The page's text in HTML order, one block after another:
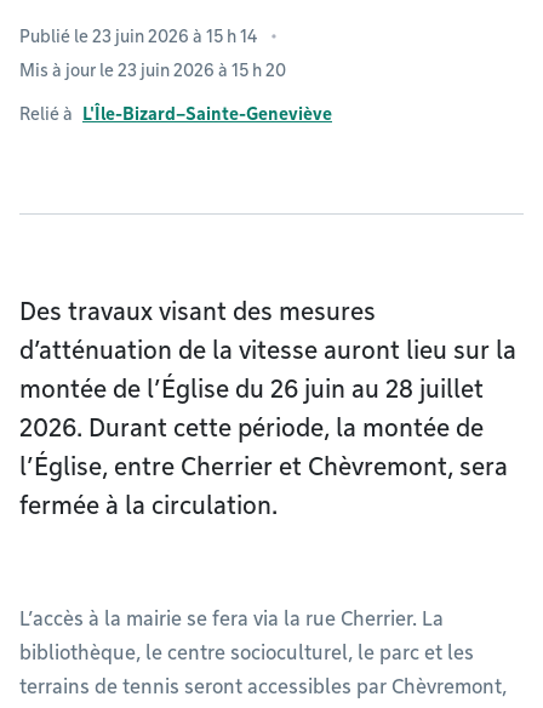
Publié le 23 juin 2026 à 15 h 14
Mis à jour le 23 juin 2026 à 15 h 20
Relié à L'Île-Bizard–Sainte-Geneviève
Des travaux visant des mesures
d’atténuation de la vitesse auront lieu sur la
montée de l’Église du 26 juin au 28 juillet
2026. Durant cette période, la montée de
l’Église, entre Cherrier et Chèvremont, sera
fermée à la circulation.
L’accès à la mairie se fera via la rue Cherrier. La
bibliothèque, le centre socioculturel, le parc et les
terrains de tennis seront accessibles par Chèvremont,